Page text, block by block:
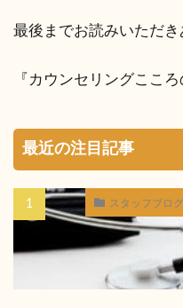
最後までお読みいただき
『カウンセリングここ
最近の注目記事
スタッフブログ